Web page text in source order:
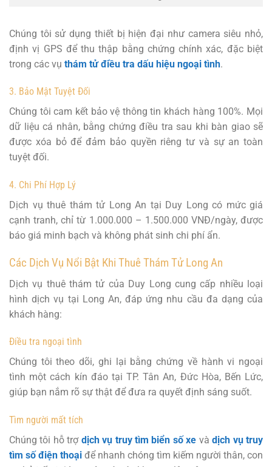
Chúng tôi sử dụng thiết bị hiện đại như camera siêu nhỏ,
định vị GPS để thu thập bằng chứng chính xác, đặc biệt
trong các vụ thám tử điều tra dấu hiệu ngoại tình.
3. Bảo Mật Tuyệt Đối
Chúng tôi cam kết bảo vệ thông tin khách hàng 100%. Mọi
dữ liệu cá nhân, bằng chứng điều tra sau khi bàn giao sẽ
được xóa bỏ để đảm bảo quyền riêng tư và sự an toàn
tuyệt đối.
4. Chi Phí Hợp Lý
Dịch vụ thuê thám tử Long An tại Duy Long có mức giá
cạnh tranh, chỉ từ 1.000.000 – 1.500.000 VNĐ/ngày, được
báo giá minh bạch và không phát sinh chi phí ẩn.
Các Dịch Vụ Nổi Bật Khi Thuê Thám Tử Long An
Dịch vụ thuê thám tử của Duy Long cung cấp nhiều loại
hình dịch vụ tại Long An, đáp ứng nhu cầu đa dạng của
khách hàng:
Điều tra ngoại tình
Chúng tôi theo dõi, ghi lại bằng chứng về hành vi ngoại
tình một cách kín đáo tại TP. Tân An, Đức Hòa, Bến Lức,
giúp bạn nắm rõ sự thật để đưa ra quyết định sáng suốt.
Tìm người mất tích
Chúng tôi hỗ trợ dịch vụ truy tìm biển số xe vàdịch vụ truy
tìm số điện thoại để nhanh chóng tìm kiếm người thân, con